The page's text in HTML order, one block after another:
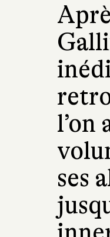
l’on
ses